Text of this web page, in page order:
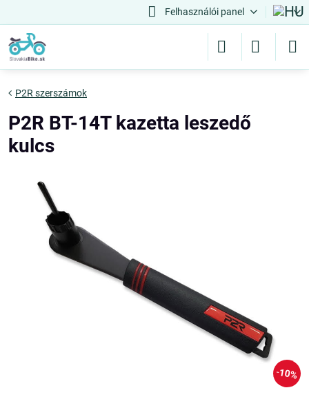
Felhasználói panel
10%
P2R szerszámok
P2R BT-14T kazetta leszedő
kulcs